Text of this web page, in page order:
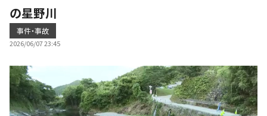
の星野川
事件・事故
2026/06/07 23:45